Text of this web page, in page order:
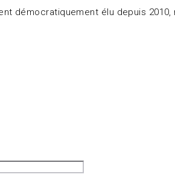
démocratiquement élu depuis